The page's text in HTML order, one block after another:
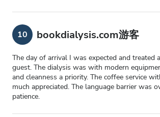
10 bookdialysis.com游客
The day of arrival I was expected and treated
guest. The dialysis was with modern
and cleanness a priority. The coffee service
much appreciated. The language barrier was
patience.